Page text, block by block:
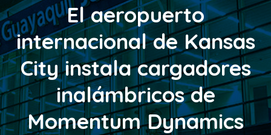
El aeropuerto
internacional de Kansas
City instala cargadores
inalámbricos de
Momentum Dynamics